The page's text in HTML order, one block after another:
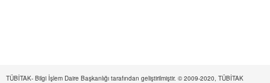
TÜBİTAK- Bilgi İşlem Daire Başkanlığı tarafından geliştirilmiştir. © 2009-2020, TÜBİTAK